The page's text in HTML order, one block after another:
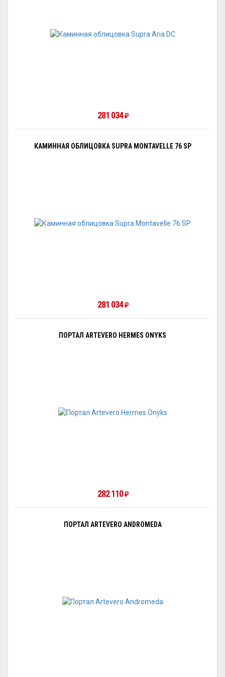
281 034 ₽
КАМИННАЯ ОБЛИЦОВКА SUPRA MONTAVELLE 76 SP
281 034 ₽
ПОРТАЛ ARTEVERO HERMES ONYKS
282 110 ₽
ПОРТАЛ ARTEVERO ANDROMEDA